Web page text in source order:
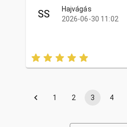
SS
Hajvágás
2026-06-30 11:02
1 2 3 4